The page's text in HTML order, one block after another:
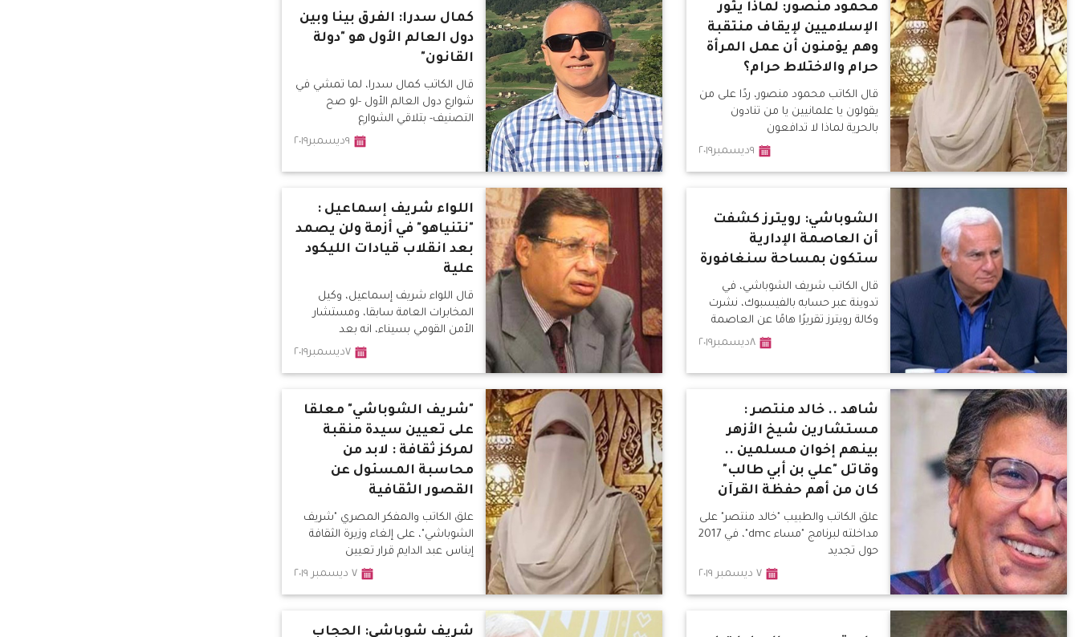
محمود منصور: لماذا يثور
الإسلاميين لإيقاف منتقبة
وهم يؤمنون أن عمل المرأة
حرام والاختلاط حرام؟
قال الكاتب محمود منصور، ردًا على من
يقولون يا علمانيين يا من تنادون
بالحرية لماذا لا تدافعون
٩ديسمبر٢٠١٩
كمال سدرا: الفرق بينا وبين
دول العالم الأول هو "دولة
القانون"
قال الكاتب كمال سدرا، لما تمشي في
شوارع دول العالم الأول -لو صح
التصنيف- بتلاقي الشوارع
٩ديسمبر٢٠١٩
الشوباشي: رويترز كشفت
أن العاصمة الإدارية
ستكون بمساحة سنغافورة
قال الكاتب شريف الشوباشي، في
تدوينة عبر حسابه بالفيسبوك، نشرت
وكالة رويترز تقريرًا هامًا عن العاصمة
٨ديسمبر٢٠١٩
اللواء شريف إسماعيل :
"نتنياهو" في أزمة ولن يصمد
بعد انقلاب قيادات الليكود
علية
قال اللواء شريف إسماعيل، وكيل
المخابرات العامة سابقا، ومستشار
الأمن القومي بسيناء، انه بعد
٧ديسمبر٢٠١٩
شاهد .. خالد منتصر :
مستشارين شيخ الأزهر
بينهم إخوان مسلمين ..
وقاتل "علي بن أبي طالب"
كان من أهم حفظة القرآن
علق الكاتب والطبيب "خالد منتصر" على
مداخلته لبرنامج "مساء dmc"، في 2017
حول تجديد
٧ ديسمبر ٢٠١٩
"شريف الشوباشي" معلقا
على تعيين سيدة منقبة
لمركز ثقافة : لابد من
محاسبة المسئول عن
القصور الثقافية
علق الكاتب والمفكر المصري "شريف
الشوباشي"، على إلغاء وزيرة الثقافة
إيناس عبد الدايم قرار تعيين
٧ ديسمبر ٢٠١٩
شريف شوباشي: الحجاب